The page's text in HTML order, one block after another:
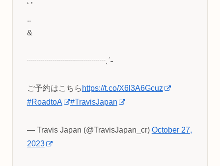
‘ ’
..
&
┈┈┈┈┈┈┈┈┈┈ˎˊ˗
ご予約はこちら https://t.co/X6l3A6Gcuz
#RoadtoA
#TravisJapan
— Travis Japan (@TravisJapan_cr) October 27,
2023